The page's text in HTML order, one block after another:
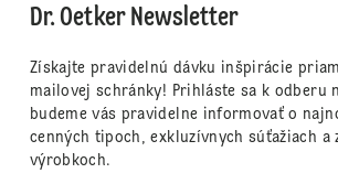
Dr. Oetker Newsletter
Získajte pravidelnú dávku inšpirácie
mailovej schránky! Prihláste sa k odberu
budeme vás pravidelne informovať o
cenných tipoch, exkluzívnych súťažiach a
výrobkoch.